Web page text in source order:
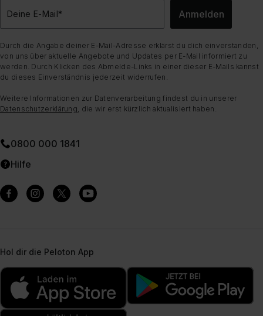
Deine E-Mail* Anmelden
Durch die Angabe deiner E-Mail-Adresse erklärst du dich einverstanden,
von uns über aktuelle Angebote und Updates per E-Mail informiert zu
werden. Durch Klicken des Abmelde-Links in einer dieser E-Mails kannst
du dieses Einverständnis jederzeit widerrufen.
Weitere Informationen zur Datenverarbeitung findest du in unserer
Datenschutzerklärung , die wir erst kürzlich aktualisiert haben.
0800 000 1841
Hilfe
Hol dir die Peloton App